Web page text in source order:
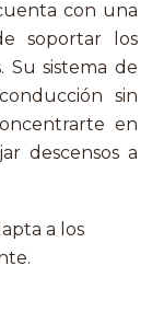
con una
soportar los
Su sistema de
sin
en
descensos a
a los